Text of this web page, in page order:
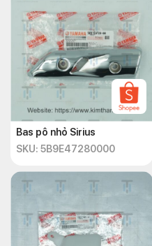
Bas pô nhỏ Sirius
SKU: 5B9E47280000